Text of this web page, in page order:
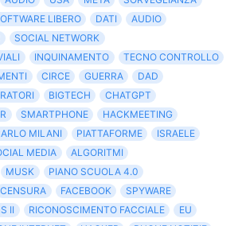
LIBERO DATI
AUDIO
SOCIAL NETWORK
INQUINAMENTO
TECNO CONTROLLO
CIRCE GUERRA
DAD
BIGTECH
CHATGPT
SMARTPHONE
HACKMEETING
MILANI PIATTAFORME
ISRAELE
MEDIA
ALGORITMI
MUSK
PIANO SCUOLA 4.0
CENSURA FACEBOOK
SPYWARE
II RICONOSCIMENTO FACCIALE
EU